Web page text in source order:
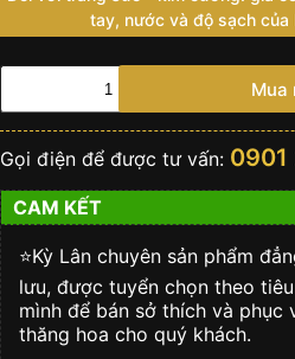
tay, nước và độ sạch của
Đồng
Hublot
Fusion
Chronograph
Titanium
Blue
42mm
-
541.NX.7170.RX
số
lượng
Mua
Gọi điện để được tư vấn: 0901
CAM KẾT
⭐️Kỳ Lân chuyên sản phẩm
lưu, được tuyển chọn theo
mình để bán sở thích và phục
thăng hoa cho quý khách.